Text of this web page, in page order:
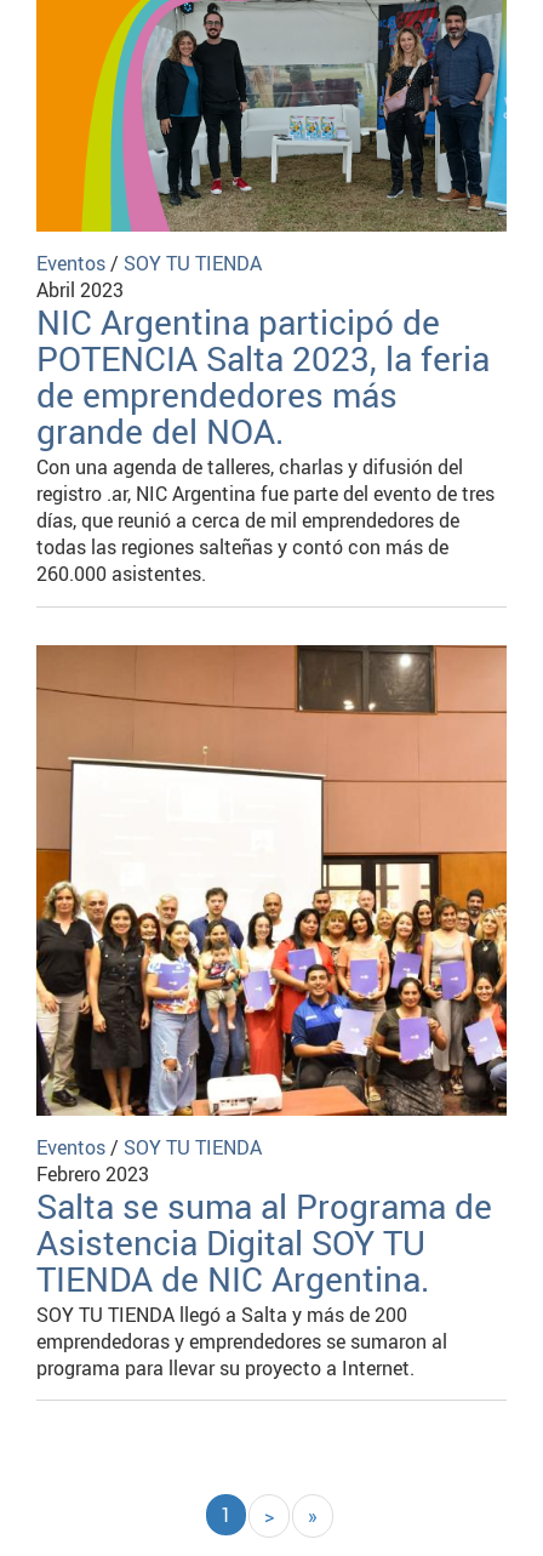
Eventos/ SOY TU TIENDA
Abril 2023
NIC Argentina participó de
POTENCIA Salta 2023, la feria
de emprendedores más
grande del NOA.
Con una agenda de talleres, charlas y difusión del
registro .ar, NIC Argentina fue parte del evento de tres
días, que reunió a cerca de mil emprendedores de
todas las regiones salteñas y contó con más de
260.000 asistentes.
Eventos/ SOY TU TIENDA
Febrero 2023
Salta se suma al Programa de
Asistencia Digital SOY TU
TIENDA de NIC Argentina.
SOY TU TIENDA llegó a Salta y más de 200
emprendedoras y emprendedores se sumaron al
programa para llevar su proyecto a Internet.
Página
actual
1
Siguiente
página
>
Última
página
»